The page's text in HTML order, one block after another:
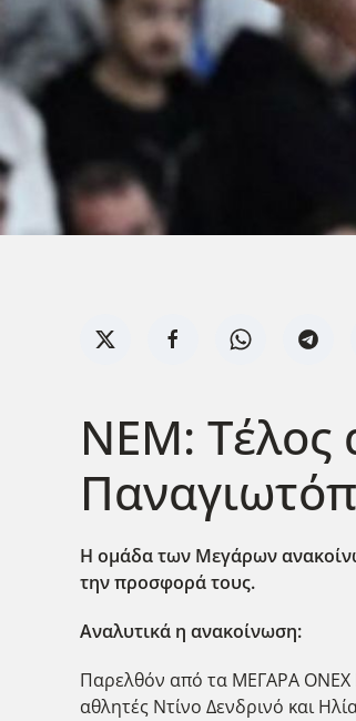
ΝΕΜ: Τέλος
Η ομάδα των Μεγάρων
την προσφορά τους.
Aναλυτικά η ανακοίνωση:
Παρελθόν από τα ΜΕΓΑΡΑ ONEX
αθλητές Ντίνο Δενδρινό και